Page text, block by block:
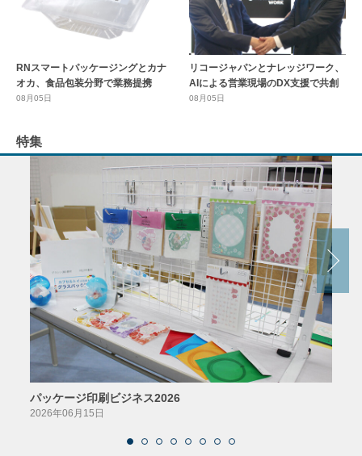
RNスマートパッケージングとカナ
オカ、食品包装分野で業務提携
08月05日
リコージャパンとナレッジワーク、
AIによる営業現場のDX支援で共創
08月05日
特集
パッケージ印刷ビジネス2026
2026年06月15日